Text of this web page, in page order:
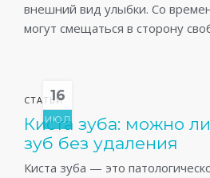
внешний вид улыбки. Со
могут смещаться в сторону
16
ИЮЛ
СТАТЬИ
Киста зуба: можно
зуб без удаления
Киста зуба — это